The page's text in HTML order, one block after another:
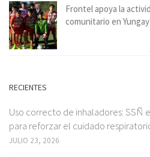
Frontel apoya la
comunitario en Yungay
RECIENTES
Uso correcto de inhaladores: SSÑ
para reforzar el cuidado
JULIO 23, 2026